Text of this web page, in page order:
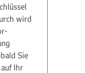
wird
Sie
Ihr